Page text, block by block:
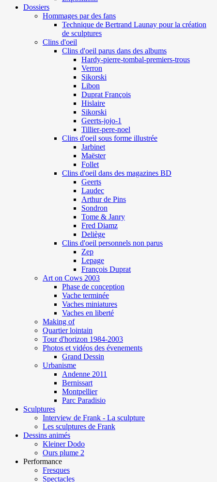
Dossiers
Hommages par des fans
Technique de Bertrand Launay pour la création
de sculptures
Clins d'oeil
Clins d'oeil parus dans des albums
Hardy-pierre-tombal-premiers-trous
Verron
Sikorski
Libon
Duprat François
Hislaire
Sikorski
Geerts-jojo-1
Tillier-pere-noel
Clins d'oeil sous forme illustrée
Jarbinet
Maëster
Follet
Clins d'oeil dans des magazines BD
Geerts
Laudec
Arthur de Pins
Sondron
Tome & Janry
Fred Diamz
Deliège
Clins d'oeil personnels non parus
Zep
Lepage
François Duprat
Art on Cows 2003
Phase de conception
Vache terminée
Vaches miniatures
Vaches en liberté
Making of
Quartier lointain
Tour d'horizon 1984-2003
Photos et vidéos des évenements
Grand Dessin
Urbanisme
Andenne 2011
Bernissart
Montpellier
Parc Paradisio
Sculptures
Interview de Frank - La sculpture
Les sculptures de Frank
Dessins animés
Kleiner Dodo
Ours plume 2
Performance
Fresques
Spectacles